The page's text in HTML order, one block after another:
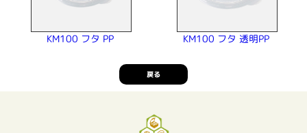
KM100 フタ PP KM100 フタ 透明PP
戻る